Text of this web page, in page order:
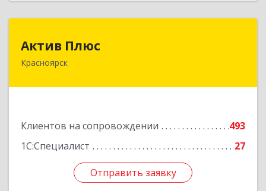
Актив Плюс
Красноярск
Клиентов на сопровождении
493
1С:Специалист
27
Отправить заявку
660017, Красноярский край, Красноярск г,
Отправить заявку